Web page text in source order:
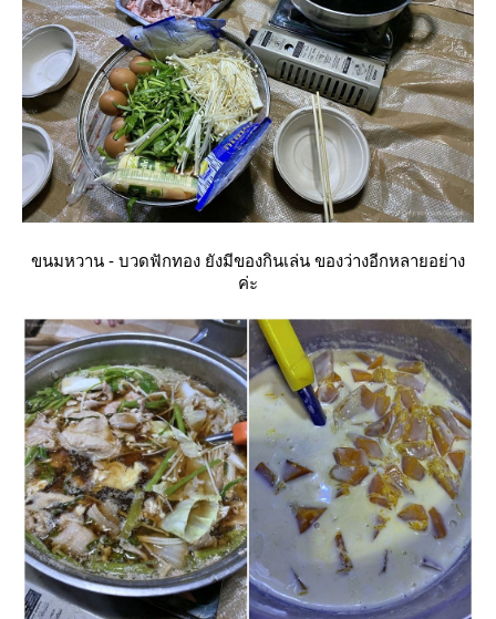
ขนมหวาน - บวดฟักทอง ยังมีของกินเล่น ของว่างอีกหลายอย่าง
ค่ะ